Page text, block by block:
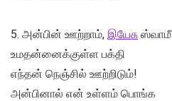
5. அன்பின் ஊற்றாம், இயேசு ஸ்வாமீ
உமதன்னைக்குள்ள பக்தி
எந்தன் நெஞ்சில் ஊற்றிடும்!
அன்பினால் என் உள்ளம் பொங்க